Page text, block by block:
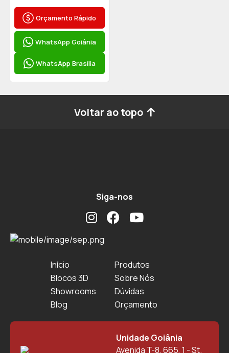
Orçamento Rápido
WhatsApp Goiânia
WhatsApp Brasília
Voltar ao topo
Siga-nos
Início
Produtos
Blocos 3D
Sobre Nós
Showrooms
Dúvidas
Blog
Orçamento
Unidade Goiânia
Avenida T-8, 665, 1 - St.